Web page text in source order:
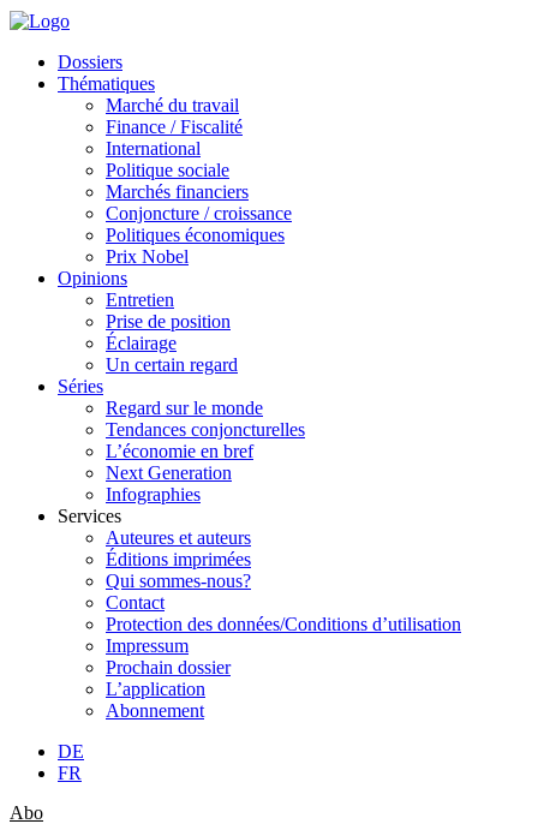
Dossiers
Thématiques
Marché du travail
Finance / Fiscalité
International
Politique sociale
Marchés financiers
Conjoncture / croissance
Politiques économiques
Prix Nobel
Opinions
Entretien
Prise de position
Éclairage
Un certain regard
Séries
Regard sur le monde
Tendances conjoncturelles
L’économie en bref
Next Generation
Infographies
Services
Auteures et auteurs
Éditions imprimées
Qui sommes-nous?
Contact
Protection des données/Conditions d’utilisation
Impressum
Prochain dossier
L’application
Abonnement
DE
FR
Abo